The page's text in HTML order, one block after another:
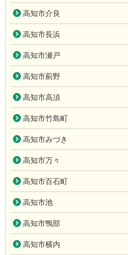
高知市介良
高知市長浜
高知市瀬戸
高知市薊野
高知市高須
高知市竹島町
高知市みづき
高知市万々
高知市百石町
高知市池
高知市鴨部
高知市横内